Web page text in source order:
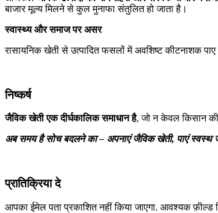
बाजार मूल्य मिलने से कुल मुनाफा संतुलित हो जाता है।
स्वास्थ्य और समाज पर असर
रासायनिक खेती से उत्पादित फसलों में अवशिष्ट कीटनाशक
निष्कर्ष
जैविक खेती एक दीर्घकालिक समाधान है, जो न केवल किसान की
अब समय है सोच बदलने का – अपनाएं जैविक खेती, पाएं स्वस्थ
प्रातिक्रिया दे
आपका ईमेल पता प्रकाशित नहीं किया जाएगा. आवश्यक फ़ील्ड